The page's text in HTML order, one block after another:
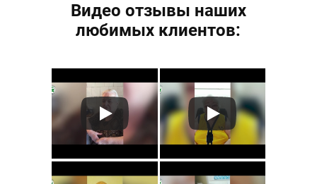
Видео отзывы наших
любимых клиентов: